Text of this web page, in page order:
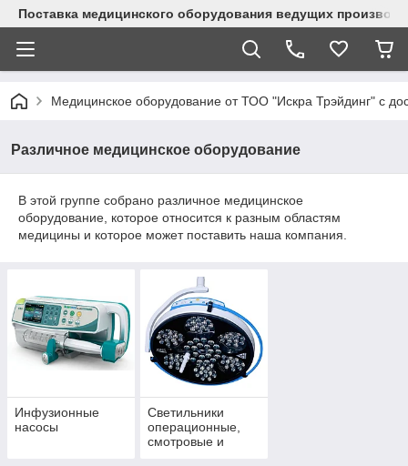
Поставка медицинского оборудования ведущих
Медицинское оборудование от ТОО "Искра Трэйдинг" с
Различное медицинское оборудование
В этой группе собрано различное медицинское
оборудование, которое относится к разным областям
медицины и которое может поставить наша компания.
Инфузионные
насосы
Светильники
операционные,
смотровые и